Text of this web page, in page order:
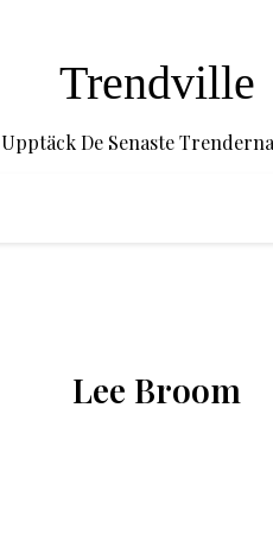
Trendville
Upptäck De Senaste
Lee Broom